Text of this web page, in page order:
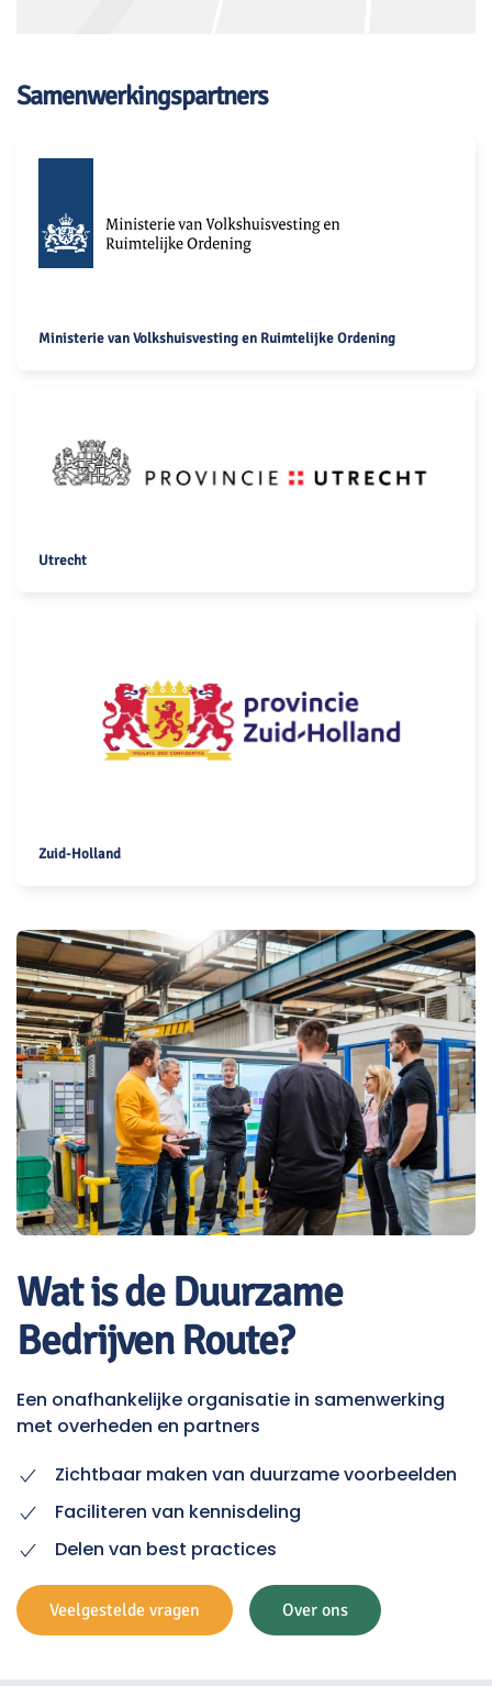
Samenwerkingspartners
Ministerie van Volkshuisvesting en Ruimtelijke Ordening
Utrecht
Zuid-Holland
Wat is de Duurzame
Bedrijven Route?
Een onafhankelijke organisatie in samenwerking
met overheden en partners
Zichtbaar maken van duurzame voorbeelden
Faciliteren van kennisdeling
Delen van best practices
Veelgestelde vragen Over ons